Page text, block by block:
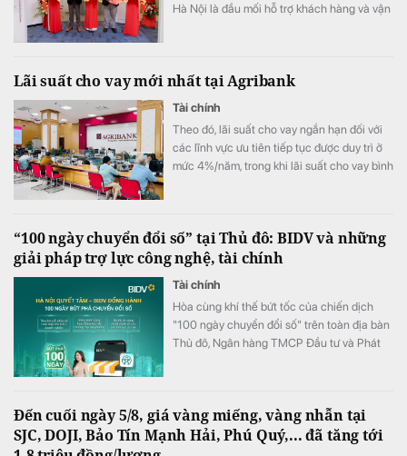
Hà Nội là đầu mối hỗ trợ khách hàng và vận
Lãi suất cho vay mới nhất tại Agribank
Tài chính
Theo đó, lãi suất cho vay ngắn hạn đối với
các lĩnh vực ưu tiên tiếp tục được duy trì ở
mức 4%/năm, trong khi lãi suất cho vay bình
“100 ngày chuyển đổi số” tại Thủ đô: BIDV và những
giải pháp trợ lực công nghệ, tài chính
Tài chính
Hòa cùng khí thế bứt tốc của chiến dịch
"100 ngày chuyển đổi số" trên toàn địa bàn
Thủ đô, Ngân hàng TMCP Đầu tư và Phát
các đơn vị sự nghiệp.
Đến cuối ngày 5/8, giá vàng miếng, vàng nhẫn tại
SJC, DOJI, Bảo Tín Mạnh Hải, Phú Quý,... đã tăng tới